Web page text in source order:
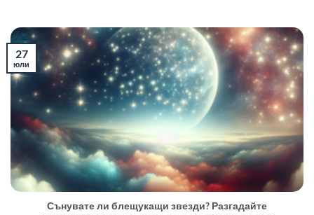
Сънувате ли блещукащи звезди? Разгадайте
27
юли